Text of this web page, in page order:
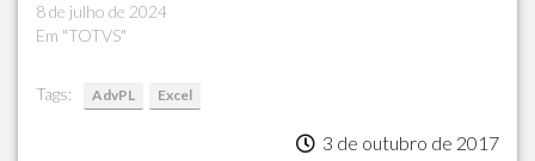
8 de julho de 2024
Em "TOTVS"
Tags: AdvPL Excel
3 de outubro de 2017